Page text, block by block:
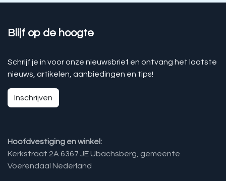
Blijf op de hoogte
Schrijf je in voor onze nieuwsbrief en ontvang het laatste
nieuws, artikelen, aanbiedingen en tips!
Inschrijven
Hoofdvestiging en winkel:
Kerkstraat 2A 6367 JE Ubachsberg, gemeente
Voerendaal Nederland